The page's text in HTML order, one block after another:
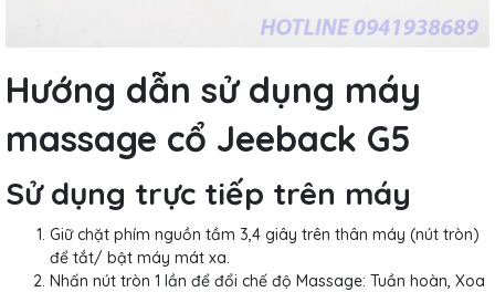
Hướng dẫn sử dụng máy
massage cổ Jeeback G5
Sử dụng trực tiếp trên máy
Giữ chặt phím nguồn tầm 3,4 giây trên thân máy (nút tròn)
để tắt/ bật máy mát xa.
Nhấn nút tròn 1 lần để đổi chế độ Massage: Tuần hoàn, Xoa